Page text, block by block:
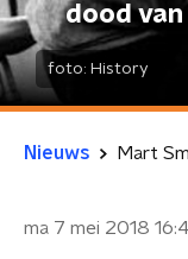
dood
foto: History
Nieuws
ma 7 mei 2018